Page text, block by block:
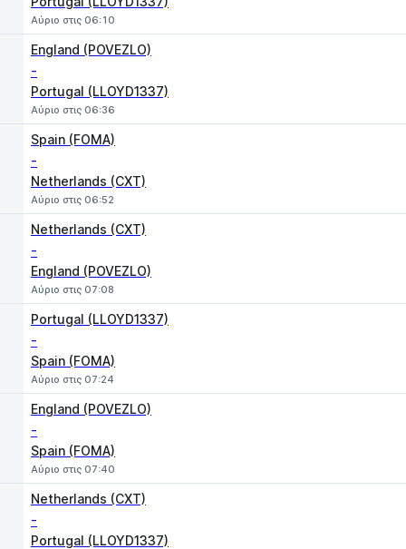
Αύριο στις 06:10
England (POVEZLO)
-
Portugal (LLOYD1337)
Αύριο στις 06:36
Spain (FOMA)
-
Netherlands (CXT)
Αύριο στις 06:52
Netherlands (CXT)
-
England (POVEZLO)
Αύριο στις 07:08
Portugal (LLOYD1337)
-
Spain (FOMA)
Αύριο στις 07:24
England (POVEZLO)
-
Spain (FOMA)
Αύριο στις 07:40
Netherlands (CXT)
-
Portugal (LLOYD1337)